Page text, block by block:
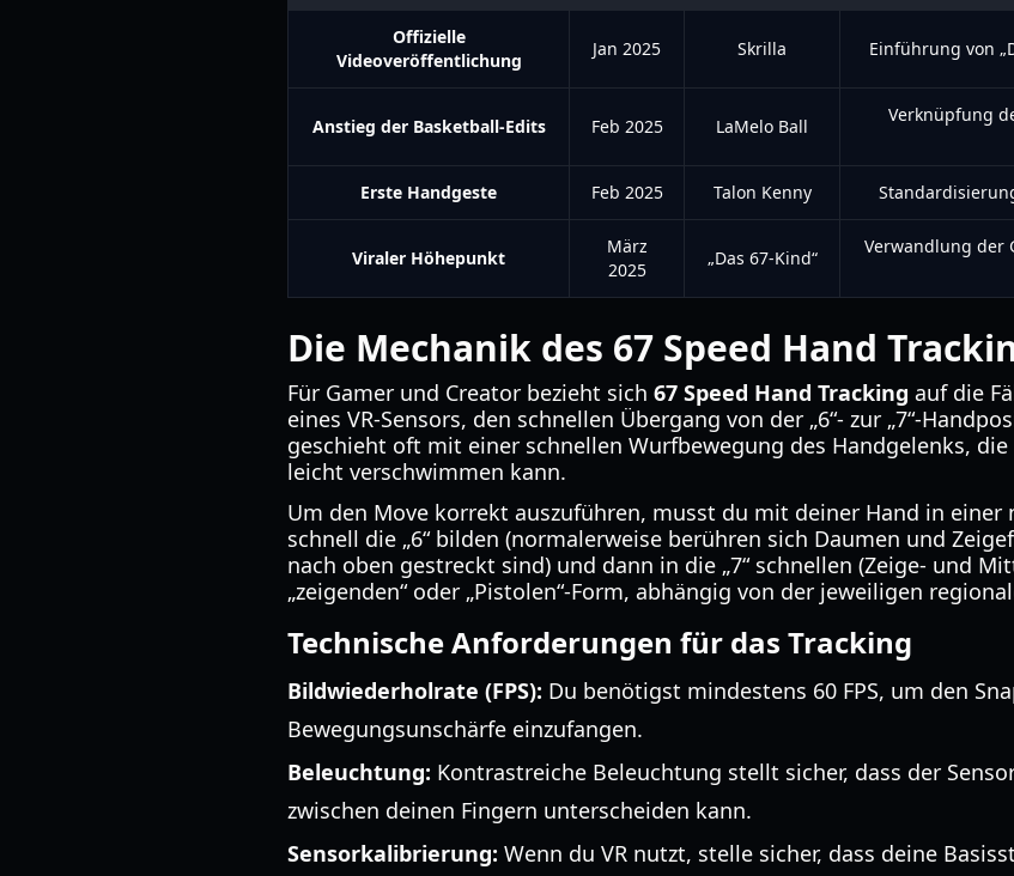
Offizielle
Videoveröffentlichung
Jan 2025 Skrilla Einführung von
Anstieg der Basketball-Edits Feb 2025 LaMelo Ball
Verknüpfung
Erste Handgeste Feb 2025 Talon Kenny
Viraler Höhepunkt
März
2025
„Das 67-Kind“
Verwandlung der
Die Mechanik des 67 Speed Hand
Für Gamer und Creator bezieht sich 67 Speed Hand Tracking auf die
eines VR-Sensors, den schnellen Übergang von der „6“- zur „7“-
geschieht oft mit einer schnellen Wurfbewegung des Handgelenks,
leicht verschwimmen kann.
Um den Move korrekt auszuführen, musst du mit deiner Hand in
schnell die „6“ bilden (normalerweise berühren sich Daumen und
nach oben gestreckt sind) und dann in die „7“ schnellen (Zeige- und
„zeigenden“ oder „Pistolen“-Form, abhängig von der jeweiligen
Technische Anforderungen für das Tracking
Bildwiederholrate (FPS): Du benötigst mindestens 60 FPS, um den
Bewegungsunschärfe einzufangen.
Beleuchtung: Kontrastreiche Beleuchtung stellt sicher, dass der
zwischen deinen Fingern unterscheiden kann.
Sensorkalibrierung: Wenn du VR nutzt, stelle sicher, dass deine